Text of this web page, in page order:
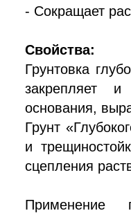
- Сокращает
Свойства:
Грунтовка
закрепляет
основания,
Грунт
и
сцепления
Применение